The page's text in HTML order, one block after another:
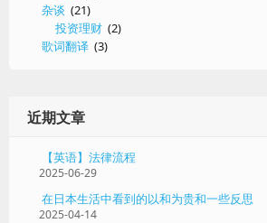
杂谈 (21)
投资理财 (2)
歌词翻译 (3)
近期文章
【英语】法律流程
2025-06-29
在日本生活中看到的以和为贵和一些反思
2025-04-14